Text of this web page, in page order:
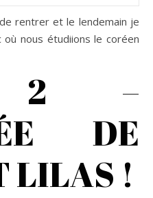
rentrer et le lendemain je
nous étudiions le coréen
2 –
DE
LILAS !